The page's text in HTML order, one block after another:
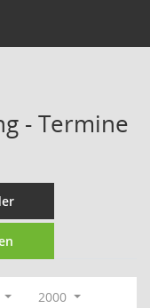
- Termine
2000